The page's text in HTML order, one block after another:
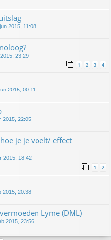
2015, 11:08
23:29
1 2 3 4
2015, 00:11
2015, 22:05
je je voelt/ effect
2015, 18:42
1 2
2015, 20:38
Lyme (DML)
2015, 23:56